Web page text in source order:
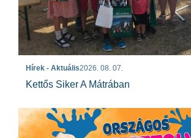
Hírek - Aktuális2026. 08. 07.
Kettős Siker A Mátrában